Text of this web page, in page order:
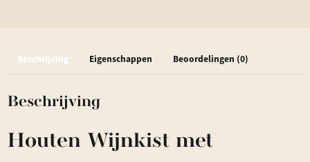
datum
Personaliseerbaar
Beschrijving Eigenschappen Beoordelingen (0)
Beschrijving
Houten Wijnkist met